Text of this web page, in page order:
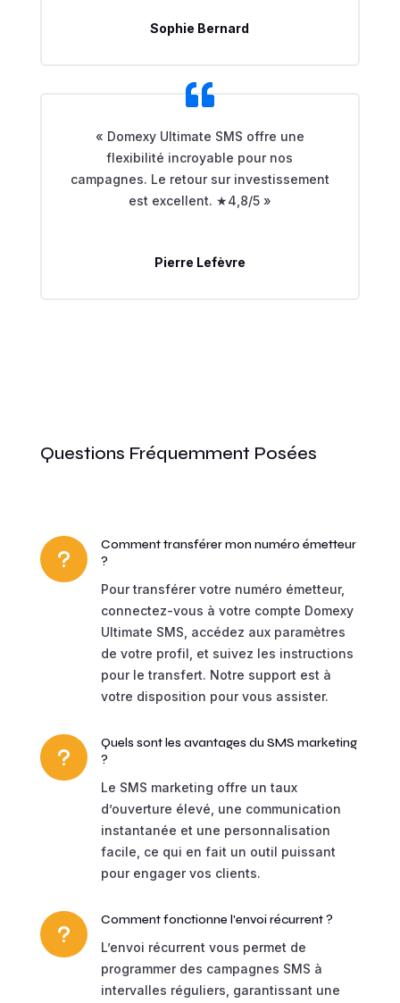
Sophie Bernard
« Domexy Ultimate SMS offre une
flexibilité incroyable pour nos
campagnes. Le retour sur investissement
est excellent. ★4,8/5 »
Pierre Lefèvre
Questions Fréquemment Posées
u
Comment transférer mon numéro émetteur
?
Pour transférer votre numéro émetteur,
connectez-vous à votre compte Domexy
Ultimate SMS, accédez aux paramètres
de votre profil, et suivez les instructions
pour le transfert. Notre support est à
votre disposition pour vous assister.
u
Quels sont les avantages du SMS marketing
?
Le SMS marketing offre un taux
d’ouverture élevé, une communication
instantanée et une personnalisation
facile, ce qui en fait un outil puissant
pour engager vos clients.
u
Comment fonctionne l'envoi récurrent ?
L’envoi récurrent vous permet de
programmer des campagnes SMS à
intervalles réguliers, garantissant une